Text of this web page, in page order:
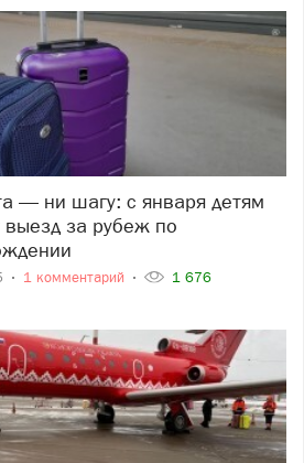
выезд за рубеж по
1 комментарий
1 676